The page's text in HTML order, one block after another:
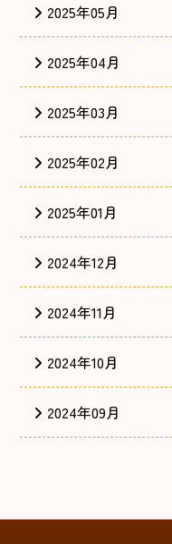
2025年05月
2025年04月
2025年03月
2025年02月
2025年01月
2024年12月
2024年11月
2024年10月
2024年09月